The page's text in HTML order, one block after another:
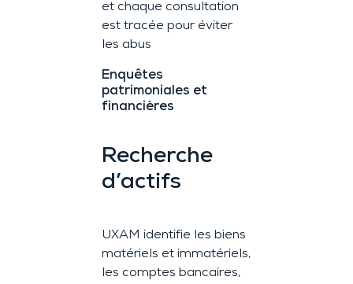
et chaque consultation
est tracée pour éviter
les abus
Enquêtes
patrimoniales et
financières
Recherche
d’actifs
UXAM identifie les biens
matériels et immatériels,
les comptes bancaires,